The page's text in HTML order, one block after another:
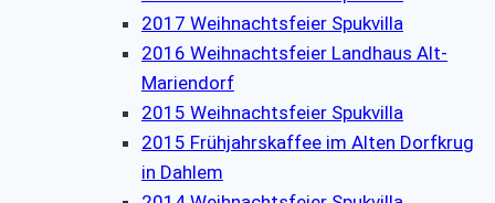
2017 Weihnachtsfeier Spukvilla
2016 Weihnachtsfeier Landhaus Alt-
Mariendorf
2015 Weihnachtsfeier Spukvilla
2015 Frühjahrskaffee im Alten Dorfkrug
in Dahlem